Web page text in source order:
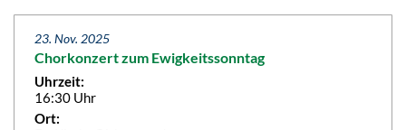
23. Nov. 2025
Chorkonzert zum Ewigkeitssonntag
Uhrzeit:
16:30 Uhr
Ort: